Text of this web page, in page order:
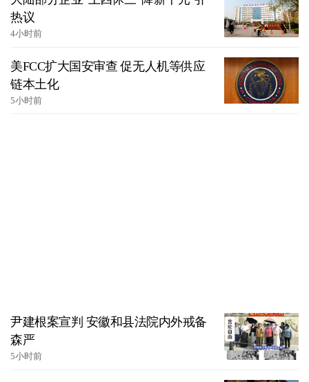
热议
4小时前
美FCC扩大国安审查 促无人机等供应
链本土化
5小时前
尹建根案宣判 安徽和县法院内外戒备
森严
5小时前